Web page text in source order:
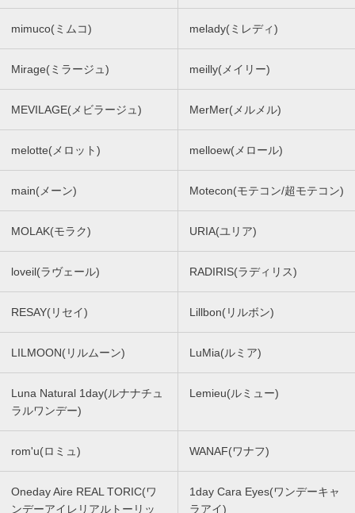
mimuco(ミムコ) melady(ミレディ)
Mirage(ミラージュ) meilly(メイリー)
MEVILAGE(メビラージュ) MerMer(メルメル)
melotte(メロット) melloew(メロール)
main(メーン) Motecon(モテコン/超モテコン)
MOLAK(モラク) URIA(ユリア)
loveil(ラヴェール) RADIRIS(ラディリス)
RESAY(リセイ) Lillbon(リルボン)
LILMOON(リルムーン) LuMia(ルミア)
Luna Natural 1day(ルナナチュ
ラルワンデー)
Lemieu(ルミュー)
rom'u(ロミュ) WANAF(ワナフ)
Oneday Aire REAL TORIC(ワ
ンデーアイレリアルトーリッ
1day Cara Eyes(ワンデーキャ
ラアイ)